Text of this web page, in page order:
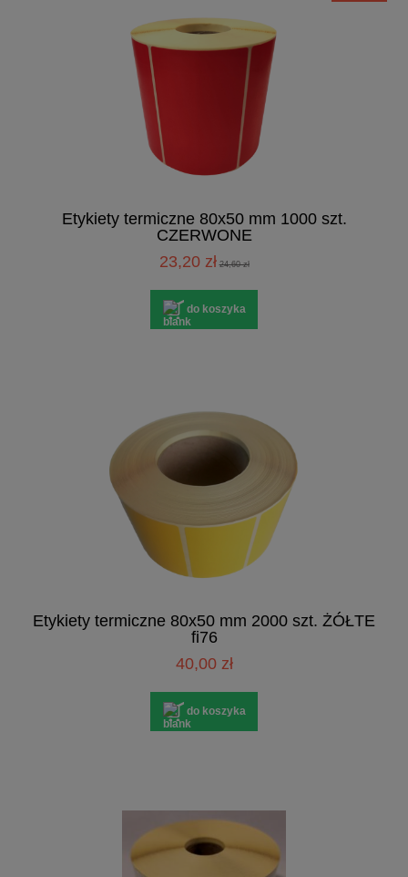
Etykiety termiczne 80x50 mm 1000 szt.
CZERWONE
23,20 zł 24,60 zł
do koszyka
Etykiety termiczne 80x50 mm 2000 szt. ŻÓŁTE
fi76
40,00 zł
do koszyka